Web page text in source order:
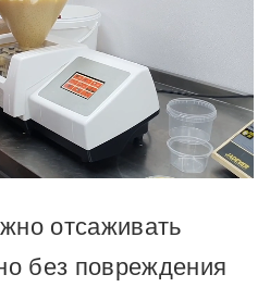
отсаживать
без повреждения